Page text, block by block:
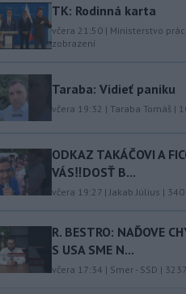
TK: Rodinná karta
včera 21:50 | Ministerstvo
zobrazení
Taraba: Vidieť paniku
včera 19:32 | Taraba Tomáš |
ODKAZ TAKÁČOVI A
VÁS‼️DOSŤ B...
včera 19:27 | Jakab Július | 340
R. BESTRO: NAĎOVE
S USA SME N...
včera 17:34 | Smer - SSD | 3237